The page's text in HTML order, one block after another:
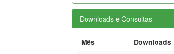
Downloads e Consultas
Mês Downloads